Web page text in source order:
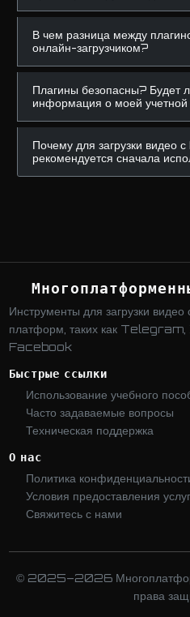
В чем разница между
онлайн-загрузчиком?
Плагины безопасны? Будет
информация о моей учетной
Почему для загрузки
рекомендуется сначала
Инструменты для загрузки
платформ, таких как
Facebook
Быстрые ссылки
Использование учебного
Часто задаваемые вопросы
Техническая поддержка
О нас
Политика
Условия предоставления услуг
Свяжитесь с нами
© 2025–2026
права